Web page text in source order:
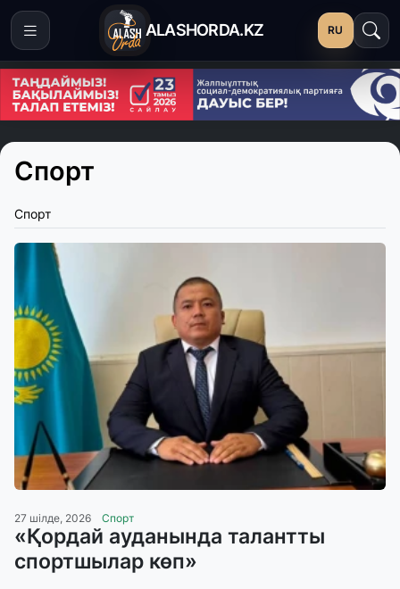
ALASHORDA.KZ RU
Спорт
Спорт
27 шілде, 2026 Спорт
«Қордай ауданында талантты
спортшылар көп»